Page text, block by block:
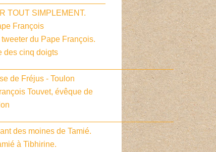
TOUT SIMPLEMENT.
François
du Pape François.
des cinq doigts
de Fréjus - Toulon
Touvet, évêque de
des moines de Tamié.
à Tibhirine.